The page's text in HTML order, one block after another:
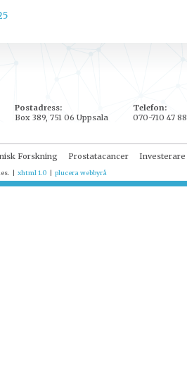
Postadress:
Box 389, 751 06 Uppsala
Telefon:
070-710 47 88
Forskning Prostatacancer Investerare
| xhtml 1.0 | plucera webbyrå